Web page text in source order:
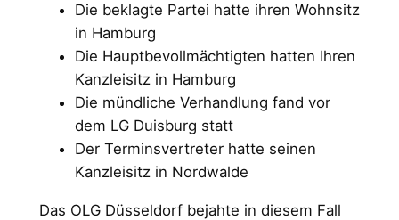
Die beklagte Partei hatte ihren Wohnsitz
in Hamburg
Die Hauptbevollmächtigten hatten Ihren
Kanzleisitz in Hamburg
Die mündliche Verhandlung fand vor
dem LG Duisburg statt
Der Terminsvertreter hatte seinen
Kanzleisitz in Nordwalde
Das OLG Düsseldorf bejahte in diesem Fall